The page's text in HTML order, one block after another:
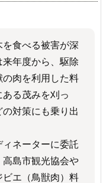
食べる被害が深
年度から、駆除
の肉を利用した料
る茂みを刈っ
対策にも乗り出
ネーターに委託
高島市観光協会や
エ（鳥獣肉）料